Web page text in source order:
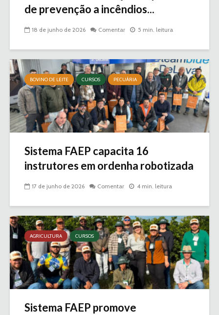
de prevenção a incêndios...
18 de junho de 2026 Comentar 5 min. leitura
BOVINO DE LEITE CURSOS PECUÁRIA
Sistema FAEP capacita 16
instrutores em ordenha robotizada
17 de junho de 2026 Comentar 4 min. leitura
AGRICULTURA CURSOS
Sistema FAEP promove